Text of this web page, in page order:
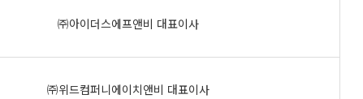
㈜아이더스에프앤비 대표이사
㈜위드컴퍼니에이치앤비 대표이사